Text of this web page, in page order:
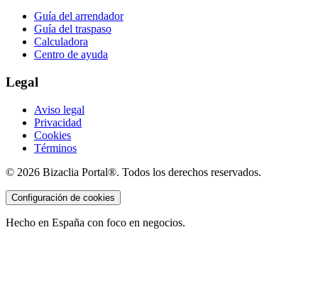
Guía del arrendador
Guía del traspaso
Calculadora
Centro de ayuda
Legal
Aviso legal
Privacidad
Cookies
Términos
© 2026 Bizaclia Portal®. Todos los derechos reservados.
Configuración de cookies
Hecho en España con foco en negocios.